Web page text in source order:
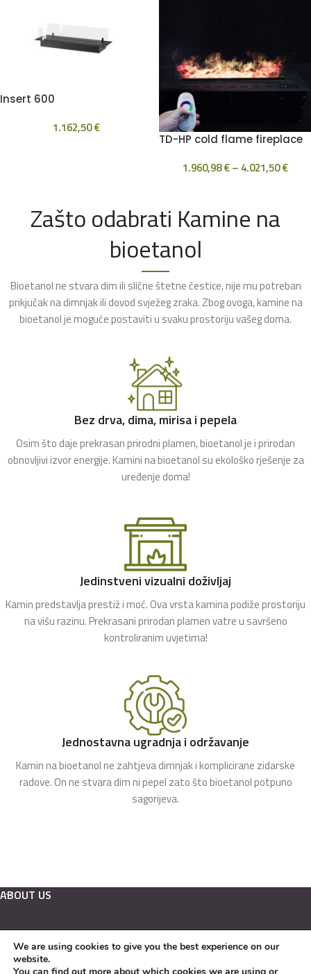
Insert 600
1.162,50€
TD-HP cold flame fireplace
1.960,98€– 4.021,50€
Zašto odabrati Kamine na
bioetanol
Bioetanol ne stvara dim ili slične štetne čestice, nije mu potreban
prikjučak na dimnjak ili dovod svježeg zraka. Zbog ovoga, kamine na
bioetanol je moguće postaviti u svaku prostoriju vašeg doma.
Bez drva, dima, mirisa i pepela
Osim što daje prekrasan prirodni plamen, bioetanol je i prirodan
obnovljivi izvor energije. Kamini na bioetanol su ekološko rješenje za
uređenje doma!
Jedinstveni vizualni doživljaj
Kamin predstavlja prestiž i moć. Ova vrsta kamina podiže prostoriju
na višu razinu. Prekrasani prirodan plamen vatre u savršeno
kontroliranim uvjetima!
Jednostavna ugradnja i održavanje
Kamin na bioetanol ne zahtjeva dimnjak i komplicirane zidarske
radove. On ne stvara dim ni pepel zato što bioetanol potpuno
sagorijeva.
ABOUT US
Hrvatski
English
We are using cookies to give you the best experience on our
website.